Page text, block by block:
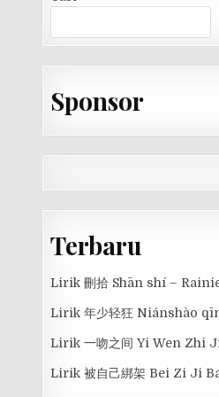
Sponsor
Terbaru
Lirik 刪拾 Shān shí –
Lirik 年少轻狂 Niánshào
Lirik 一吻之间 Yi Wen Zhi
Lirik 被自己綁架 Bei Zi Ji